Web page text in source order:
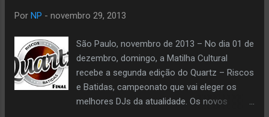
Por NP - novembro 29, 2013
São Paulo, novembro de 2013 – No dia 01 de
dezembro, domingo, a Matilha Cultural
recebe a segunda edição do Quartz – Riscos
e Batidas, campeonato que vai eleger os
melhores DJs da atualidade. Os novos